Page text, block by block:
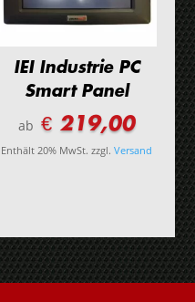
IEI Industrie PC
Smart Panel
ab € 219,00
Enthält 20% MwSt. zzgl.Versand